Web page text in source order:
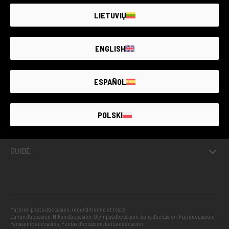
OCCASIONS AVEC GARANTIE
GUIDE
Matériel photo d’occasion, reconditionné et testé :
Canon d’occasion, Nikon d’occasion, Olympus d’occasion,Sony d’occasion, Fuji d’occasion,
Panasonic d’occasion, Pentax d’occasion, Leica d’occasion
LIETUVIŲ
ENGLISH
ESPAÑOL
POLSKI